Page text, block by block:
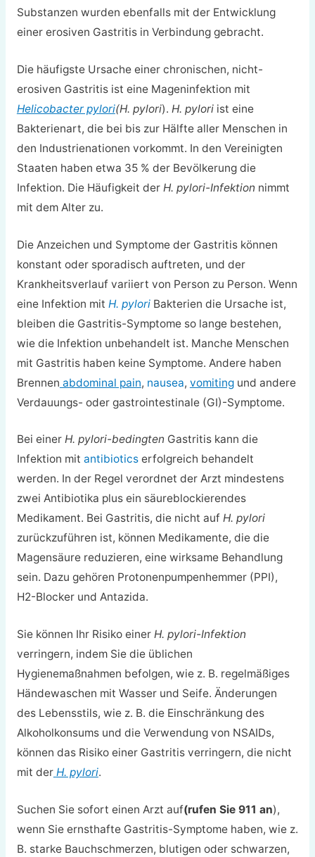
Substanzen wurden ebenfalls mit der Entwicklung
einer erosiven Gastritis in Verbindung gebracht.
Die häufigste Ursache einer chronischen, nicht-
erosiven Gastritis ist eine Mageninfektion mit
Helicobacter pylori(H. pylori). H. pylori ist eine
Bakterienart, die bei bis zur Hälfte aller Menschen in
den Industrienationen vorkommt. In den Vereinigten
Staaten haben etwa 35 % der Bevölkerung die
Infektion. Die Häufigkeit der H. pylori-Infektion nimmt
mit dem Alter zu.
Die Anzeichen und Symptome der Gastritis können
konstant oder sporadisch auftreten, und der
Krankheitsverlauf variiert von Person zu Person. Wenn
eine Infektion mit H. pyloriBakterien die Ursache ist,
bleiben die Gastritis-Symptome so lange bestehen,
wie die Infektion unbehandelt ist. Manche Menschen
mit Gastritis haben keine Symptome. Andere haben
Brennen abdominal pain, nausea, vomitingund andere
Verdauungs- oder gastrointestinale (GI)-Symptome.
Bei einer H. pylori-bedingten Gastritis kann die
Infektion mit antibioticserfolgreich behandelt
werden. In der Regel verordnet der Arzt mindestens
zwei Antibiotika plus ein säureblockierendes
Medikament. Bei Gastritis, die nicht auf H. pylori
zurückzuführen ist, können Medikamente, die die
Magensäure reduzieren, eine wirksame Behandlung
sein. Dazu gehören Protonenpumpenhemmer (PPI),
H2-Blocker und Antazida.
Sie können Ihr Risiko einer H. pylori-Infektion
verringern, indem Sie die üblichen
Hygienemaßnahmen befolgen, wie z. B. regelmäßiges
Händewaschen mit Wasser und Seife. Änderungen
des Lebensstils, wie z. B. die Einschränkung des
Alkoholkonsums und die Verwendung von NSAIDs,
können das Risiko einer Gastritis verringern, die nicht
mit der H. pylori.
Suchen Sie sofort einen Arzt auf(rufen Sie 911 an),
wenn Sie ernsthafte Gastritis-Symptome haben, wie z.
B. starke Bauchschmerzen, blutigen oder schwarzen,